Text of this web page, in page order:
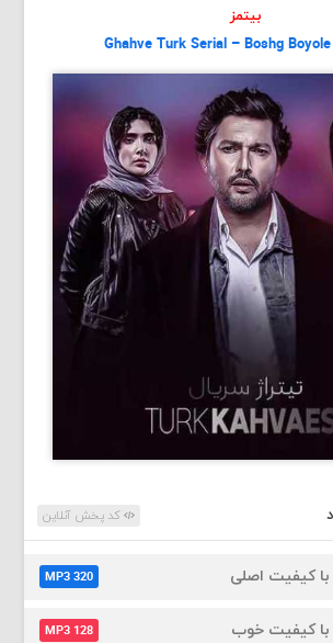
بیتمز
Ghahve Turk Serial – Boshg
کد پخش آنلاین
با کیفیت اصلی MP3 320
با کیفیت خوب MP3 128